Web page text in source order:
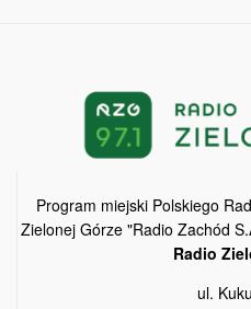
Program miejski Polskiego
Zielonej Górze "Radio Zachód
Radio
ul.